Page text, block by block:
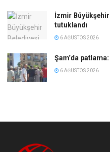
İzmir
tutuklandı
6 AĞUSTOS 2026
Şam’da
6 AĞUSTOS 2026